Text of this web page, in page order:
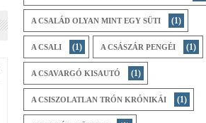
A CSALÁD OLYAN MINT EGY SÜTI (1)
A CSALI (1) A CSÁSZÁR PENGÉI (1)
A CSAVARGÓ KISAUTÓ (1)
A CSISZOLATLAN TRÓN KRÓNIKÁI (1)